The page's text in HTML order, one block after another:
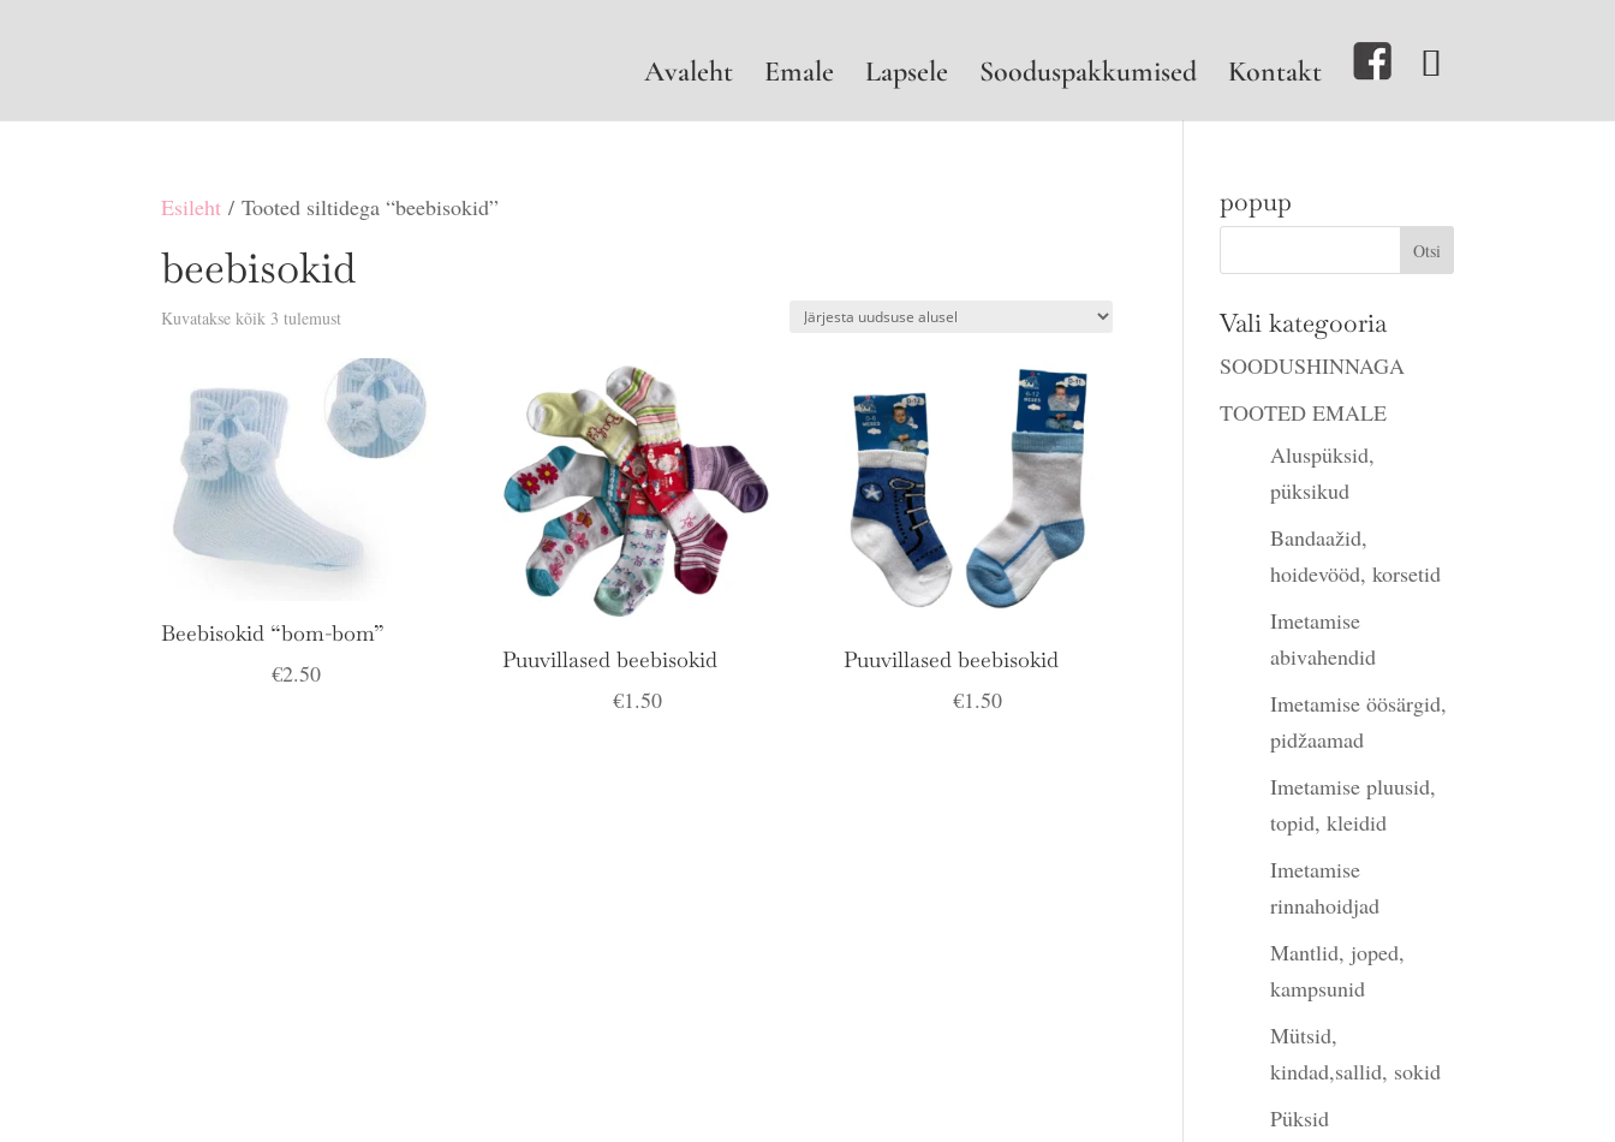
Avaleht Emale Lapsele Sooduspakkumised Kontakt
Esileht / Tooted siltidega “beebisokid”
beebisokid
Kuvatakse kõik 3 tulemustSorditud
uusimate
järgi
Beebisokid “bom-bom”
€2.50 Puuvillased beebisokid
€1.50
Puuvillased beebisokid
€1.50
popup
Vali kategooria
SOODUSHINNAGA
TOOTED EMALE
Aluspüksid,
püksikud
Bandaažid,
hoidevööd, korsetid
Imetamise
abivahendid
Imetamise öösärgid,
pidžaamad
Imetamise pluusid,
topid, kleidid
Imetamise
rinnahoidjad
Mantlid, joped,
kampsunid
Mütsid,
kindad,sallid, sokid
Püksid